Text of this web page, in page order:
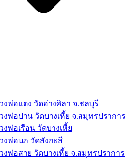
งพ่อแตง วัดอ่างศิลา จ.ชลบุรี
งพ่อปาน วัดบางเหี้ย จ.สมุทรปราการ
งพ่อเรือน วัดบางเหี้ย
งพ่อนก วัดสังกะสี
งพ่อสาย วัดบางเหี้ย จ.สมุทรปราการ